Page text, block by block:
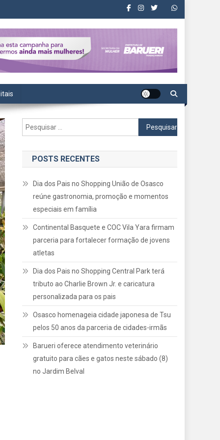
Pesquisar
por:
POSTS RECENTES
Dia dos Pais no Shopping União de Osasco
reúne gastronomia, promoção e momentos
especiais em família
Continental Basquete e COC Vila Yara firmam
parceria para fortalecer formação de jovens
atletas
Dia dos Pais no Shopping Central Park terá
tributo ao Charlie Brown Jr. e caricatura
personalizada para os pais
Osasco homenageia cidade japonesa de Tsu
pelos 50 anos da parceria de cidades-irmãs
Barueri oferece atendimento veterinário
gratuito para cães e gatos neste sábado (8)
no Jardim Belval